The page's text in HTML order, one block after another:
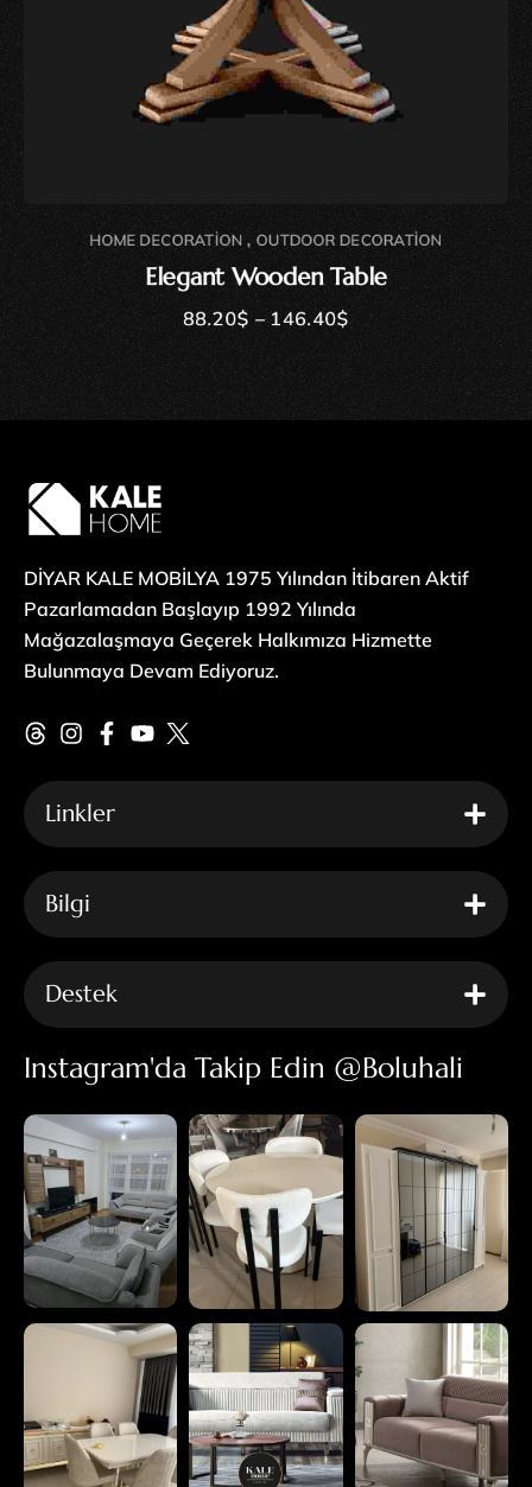
HOME DECORATION , OUTDOOR DECORATION
Elegant Wooden Table
88.20$ – 146.40$
DİYAR KALE MOBİLYA 1975 Yılından İtibaren Aktif
Pazarlamadan Başlayıp 1992 Yılında
Mağazalaşmaya Geçerek Halkımıza Hizmette
Bulunmaya Devam Ediyoruz.
Linkler
Bilgi
Destek
Instagram'da Takip Edin @boluhali